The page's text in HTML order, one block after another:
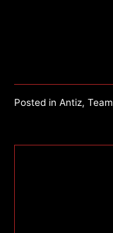
Posted in Antiz, Team